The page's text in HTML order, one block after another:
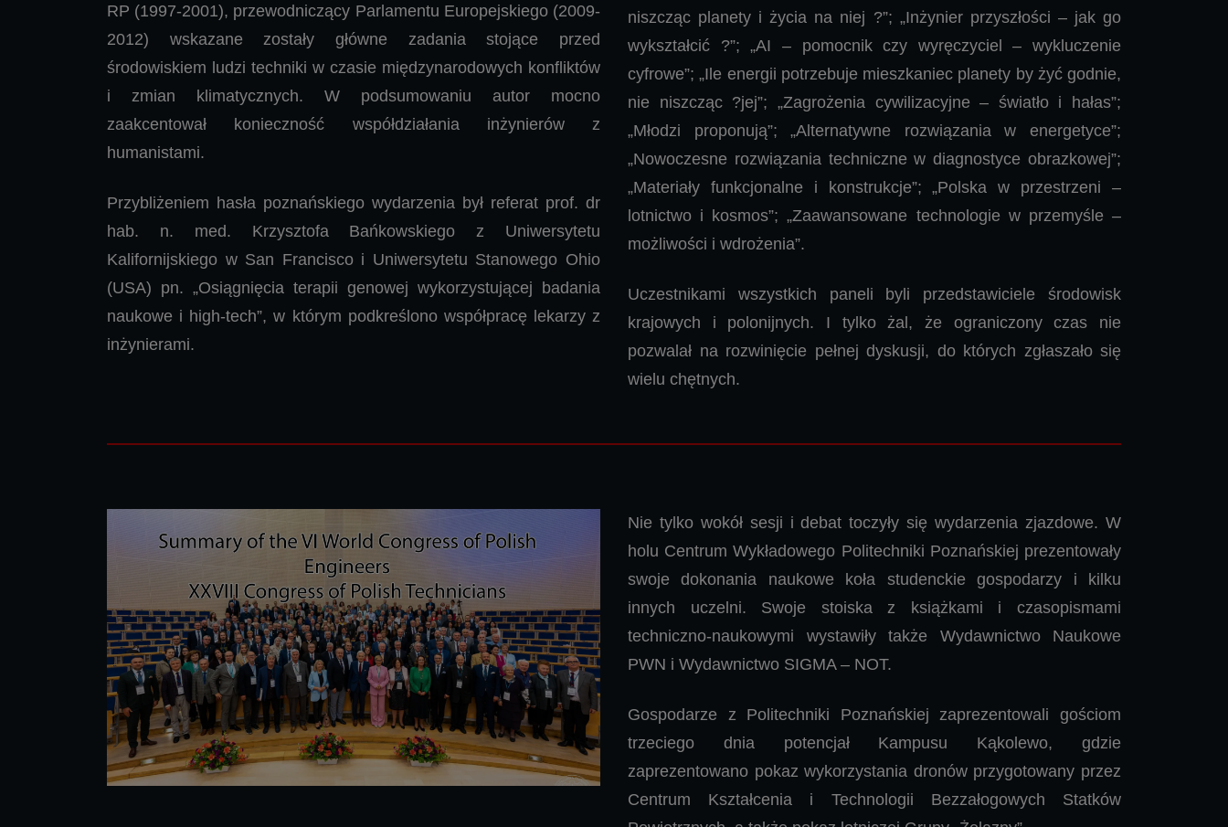
RP (1997-2001), przewodniczący Parlamentu Europejskiego (2009-
2012) wskazane zostały główne zadania stojące przed
środowiskiem ludzi techniki w czasie międzynarodowych konfliktów
i zmian klimatycznych. W podsumowaniu autor mocno
zaakcentował konieczność współdziałania inżynierów z
humanistami.
Przybliżeniem hasła poznańskiego wydarzenia był referat prof. dr
hab. n. med. Krzysztofa Bańkowskiego z Uniwersytetu
Kalifornijskiego w San Francisco i Uniwersytetu Stanowego Ohio
(USA) pn. „Osiągnięcia terapii genowej wykorzystującej badania
naukowe i high-tech”, w którym podkreślono współpracę lekarzy z
inżynierami.
niszcząc planety i życia na niej ?”; „Inżynier przyszłości – jak go
wykształcić ?”; „AI – pomocnik czy wyręczyciel – wykluczenie
cyfrowe”; „Ile energii potrzebuje mieszkaniec planety by żyć godnie,
nie niszcząc ?jej”; „Zagrożenia cywilizacyjne – światło i hałas”;
„Młodzi proponują”; „Alternatywne rozwiązania w energetyce”;
„Nowoczesne rozwiązania techniczne w diagnostyce obrazkowej”;
„Materiały funkcjonalne i konstrukcje”; „Polska w przestrzeni –
lotnictwo i kosmos”; „Zaawansowane technologie w przemyśle –
możliwości i wdrożenia”.
Uczestnikami wszystkich paneli byli przedstawiciele środowisk
krajowych i polonijnych. I tylko żal, że ograniczony czas nie
pozwalał na rozwinięcie pełnej dyskusji, do których zgłaszało się
wielu chętnych.
Nie tylko wokół sesji i debat toczyły się wydarzenia zjazdowe. W
holu Centrum Wykładowego Politechniki Poznańskiej prezentowały
swoje dokonania naukowe koła studenckie gospodarzy i kilku
innych uczelni. Swoje stoiska z książkami i czasopismami
techniczno-naukowymi wystawiły także Wydawnictwo Naukowe
PWN i Wydawnictwo SIGMA – NOT.
Gospodarze z Politechniki Poznańskiej zaprezentowali gościom
trzeciego dnia potencjał Kampusu Kąkolewo, gdzie
zaprezentowano pokaz wykorzystania dronów przygotowany przez
Centrum Kształcenia i Technologii Bezzałogowych Statków